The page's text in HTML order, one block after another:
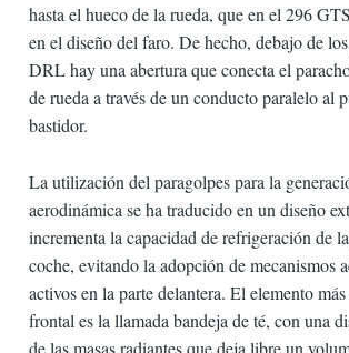
hasta el hueco de la rueda, que en el 296
en el diseño del faro. De hecho, debajo de
DRL hay una abertura que conecta el
de rueda a través de un conducto paralelo al
bastidor.
La utilización del paragolpes para la
aerodinámica se ha traducido en un diseño
incrementa la capacidad de refrigeración de
coche, evitando la adopción de mecanismos
activos en la parte delantera. El elemento
frontal es la llamada bandeja de té, con una
de las masas radiantes que deja libre un